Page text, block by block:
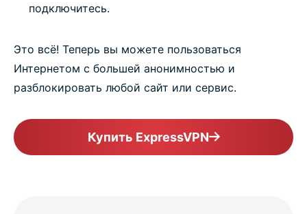
подключитесь.
Это всё! Теперь вы можете пользоваться
Интернетом с большей анонимностью и
разблокировать любой сайт или сервис.
Купить ExpressVPN